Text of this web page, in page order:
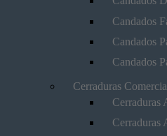
Candados
Candados
Candados
Cerraduras
Cerraduras
Cerraduras